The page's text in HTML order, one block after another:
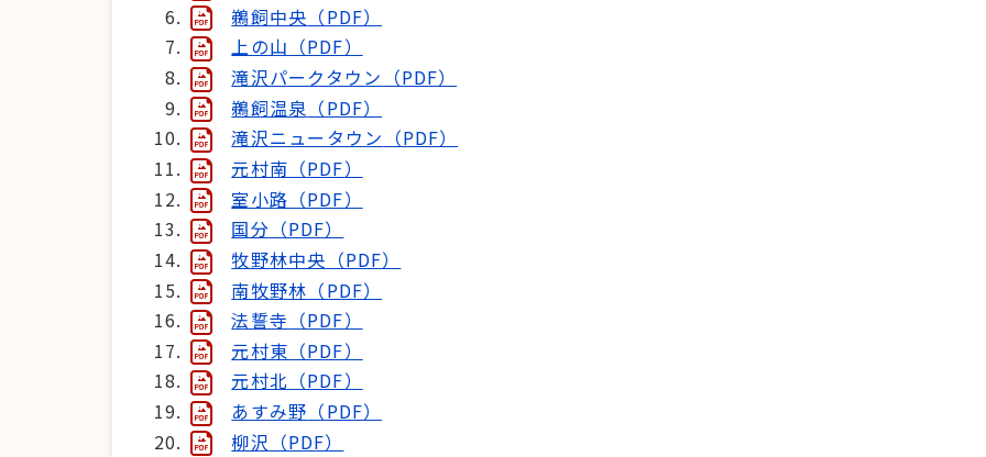
鵜飼中央 （PDF）
上の山 （PDF）
滝沢パークタウン （PDF）
鵜飼温泉 （PDF）
滝沢ニュータウン （PDF）
元村南 （PDF）
室小路 （PDF）
国分 （PDF）
牧野林中央 （PDF）
南牧野林 （PDF）
法誓寺 （PDF）
元村東 （PDF）
元村北 （PDF）
あすみ野 （PDF）
柳沢 （PDF）